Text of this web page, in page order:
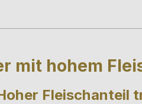
mit hohem
Fleischanteil